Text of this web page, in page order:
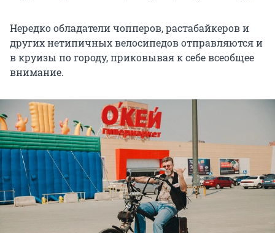
Нередко обладатели чопперов, растабайкеров и
других нетипичных велосипедов отправляются и
в круизы по городу, приковывая к себе всеобщее
внимание.